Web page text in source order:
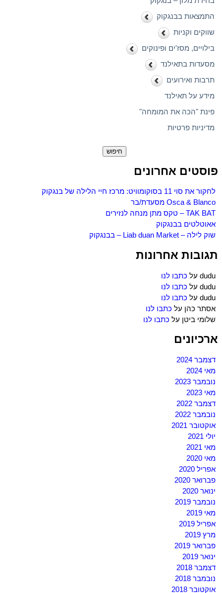
התמצאות בבנגקוק
שווקים וקניות
בילויים, מסז'ים ופינוקים
מסעדות בתאילנד
תרבות ואירועים
מידע על תאילנד
פינת "הכה את המומחה"
מדיניות פרטיות
פוסטים אחרונים
לחקור את סוי 11 בסוקומוויט: מרכז חיי הלילה של בנגקוק
Osca & Blanco מסעדת/בר
TAK BAT – טקס מתן מנחה לנזירים
אאוטלטים בבנגקוק
שוק לילה – Liab duan Market – בבנגקוק
תגובות אחרונות
dudu על כתבו לנו
dudu על כתבו לנו
dudu על כתבו לנו
אסתר כהן על כתבו לנו
שלומי ביטן על כתבו לנו
ארכיונים
דצמבר 2024
מאי 2024
נובמבר 2023
מאי 2023
דצמבר 2022
נובמבר 2022
אוקטובר 2021
יולי 2021
מאי 2021
מאי 2020
אפריל 2020
פברואר 2020
ינואר 2020
נובמבר 2019
מאי 2019
אפריל 2019
מרץ 2019
פברואר 2019
ינואר 2019
דצמבר 2018
נובמבר 2018
אוקטובר 2018